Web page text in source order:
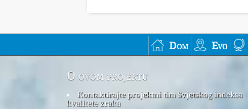
Dom Evo
O ovom projektu
Kontaktirajte projektni tim Svjetskog indeksa
kvalitete zraka